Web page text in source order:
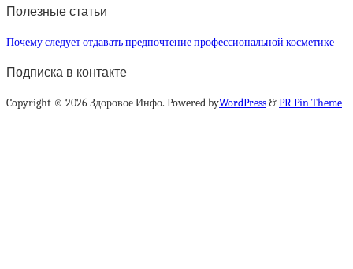
Полезные статьи
Почему следует отдавать предпочтение профессиональной косметике
Подписка в контакте
Copyright © 2026 Здоровое Инфо. Powered byWordPress&PR Pin Theme